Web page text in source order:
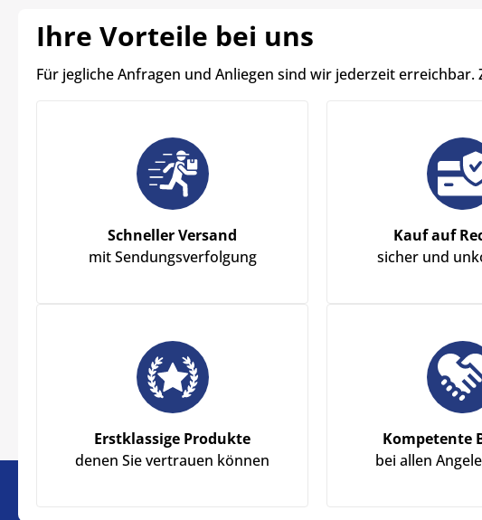
Ihre Vorteile bei uns
Für jegliche Anfragen und Anliegen sind wir jederzeit
Schneller Versand
mit Sendungsverfolgung
Kauf auf
sicher und
Erstklassige Produkte
denen Sie vertrauen können
Kompetente
bei allen